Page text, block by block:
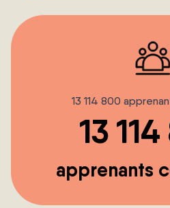
13 114 800
13
apprenants